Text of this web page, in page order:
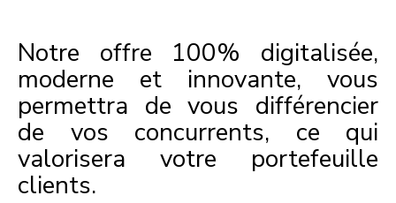
Notre offre 100% digitalisée,
moderne et innovante, vous
permettra de vous différencier
de vos concurrents, ce qui
valorisera votre portefeuille
clients.